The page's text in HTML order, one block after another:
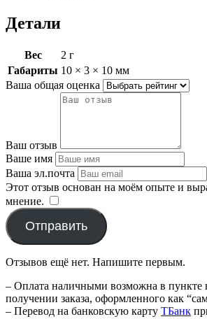
Детали
Вес
2 г
Габариты 10 × 3 × 10 мм
Ваша общая оценка
Ваш отзыв
Ваше имя
Ваша эл.почта
Этот отзыв основан на моём опыте и
мнение.
Отправить
Отзывов ещё нет. Напишите первым.
– Оплата наличными возможна в пункте
получении заказа, оформленного как
– Перевод на банковскую карту TБанк